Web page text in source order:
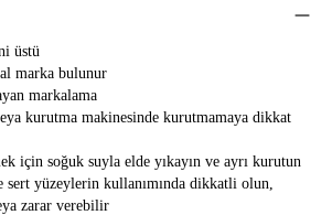
üstü
marka bulunur
markalama
kurutma makinesinde kurutmamaya dikkat
için soğuk suyla elde yıkayın ve ayrı kurutun
yüzeylerin kullanımında dikkatli olun,
zarar verebilir